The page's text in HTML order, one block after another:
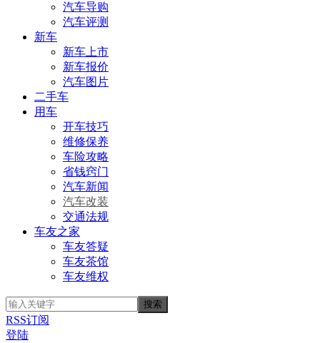
汽车导购
汽车评测
新车
新车上市
新车报价
汽车图片
二手车
用车
开车技巧
维修保养
车险攻略
省钱窍门
汽车新闻
汽车改装
交通法规
车友之家
车友答疑
车友茶馆
车友维权
RSS订阅
登陆